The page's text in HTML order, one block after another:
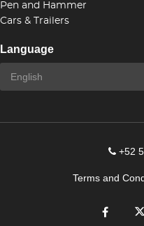
Pen and Hammer
Cars & Trailers
Language
+52
Terms and